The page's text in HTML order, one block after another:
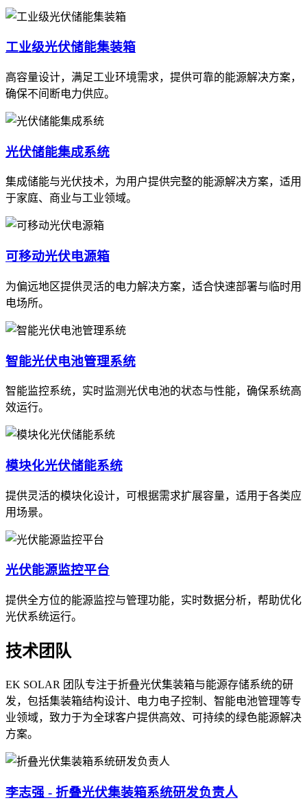
工业级光伏储能集装箱
高容量设计，满足工业环境需求，提供可靠的能源解决方案，
确保不间断电力供应。
光伏储能集成系统
集成储能与光伏技术，为用户提供完整的能源解决方案，适用
于家庭、商业与工业领域。
可移动光伏电源箱
为偏远地区提供灵活的电力解决方案，适合快速部署与临时用
电场所。
智能光伏电池管理系统
智能监控系统，实时监测光伏电池的状态与性能，确保系统高
效运行。
模块化光伏储能系统
提供灵活的模块化设计，可根据需求扩展容量，适用于各类应
用场景。
光伏能源监控平台
提供全方位的能源监控与管理功能，实时数据分析，帮助优化
光伏系统运行。
技术团队
EK SOLAR 团队专注于折叠光伏集装箱与能源存储系统的研
发，包括集装箱结构设计、电力电子控制、智能电池管理等专
业领域，致力于为全球客户提供高效、可持续的绿色能源解决
方案。
李志强 - 折叠光伏集装箱系统研发负责人